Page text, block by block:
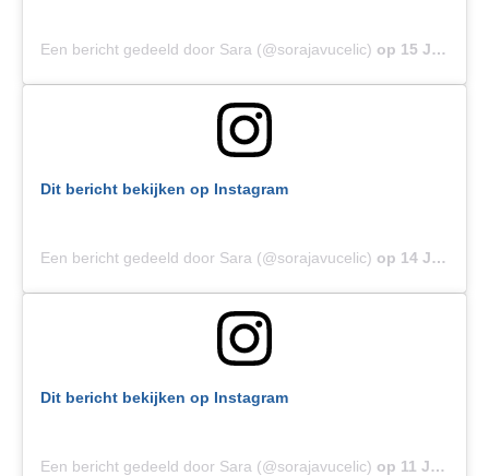
Een bericht gedeeld door Sara (@sorajavucelic) op 15 Jul 2019 om 11:35 (PDT)
Dit bericht bekijken op Instagram
Een bericht gedeeld door Sara (@sorajavucelic) op 14 Jul 2019 om 6:39 (PDT)
Dit bericht bekijken op Instagram
Een bericht gedeeld door Sara (@sorajavucelic) op 11 Jul 2019 om 11:23 (PDT)